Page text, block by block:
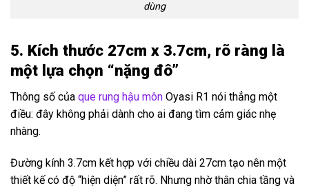
dùng
5. Kích thước 27cm x 3.7cm, rõ ràng là
một lựa chọn “nặng đô”
Thông số của que rung hậu môn Oyasi R1 nói thẳng một
điều: đây không phải dành cho ai đang tìm cảm giác nhẹ
nhàng.
Đường kính 3.7cm kết hợp với chiều dài 27cm tạo nên một
thiết kế có độ “hiện diện” rất rõ. Nhưng nhờ thân chia tầng và